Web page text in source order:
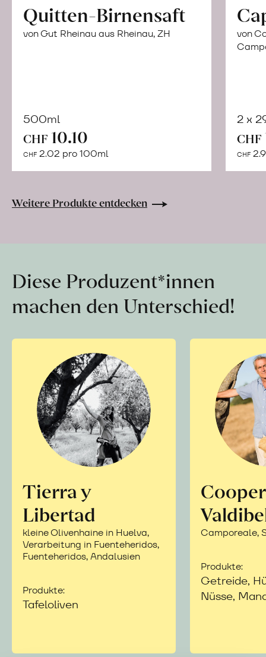
Quitten-Birnensaft
von Gut Rheinau aus Rheinau, ZH
500ml
CHF 10.10
CHF 2.02 pro 100ml
Warenkorb
von
2 x
CHF
CHF
Weitere Produkte entdecken
Diese Produzent*innen
machen den Unterschied!
Tierra y
Libertad
kleine Olivenhaine in Huelva,
Verarbeitung in Fuenteheridos,
Fuenteheridos, Andalusien
Produkte:
Tafeloliven
Camporeale,
Produkte:
Getreide,
Nüsse,